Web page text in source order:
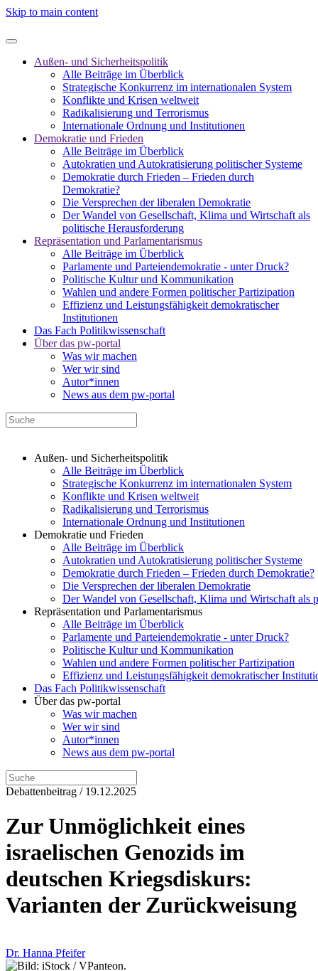
Skip to main content
Außen- und Sicherheitspolitik
Alle Beiträge im Überblick
Strategische Konkurrenz im internationalen System
Konflikte und Krisen weltweit
Radikalisierung und Terrorismus
Internationale Ordnung und Institutionen
Demokratie und Frieden
Alle Beiträge im Überblick
Autokratien und Autokratisierung politischer Systeme
Demokratie durch Frieden – Frieden durch
Demokratie?
Die Versprechen der liberalen Demokratie
Der Wandel von Gesellschaft, Klima und Wirtschaft als
politische Herausforderung
Repräsentation und Parlamentarismus
Alle Beiträge im Überblick
Parlamente und Parteiendemokratie - unter Druck?
Politische Kultur und Kommunikation
Wahlen und andere Formen politischer Partizipation
Effizienz und Leistungsfähigkeit demokratischer
Institutionen
Das Fach Politikwissenschaft
Über das pw-portal
Was wir machen
Wer wir sind
Autor*innen
News aus dem pw-portal
Außen- und Sicherheitspolitik
Alle Beiträge im Überblick
Strategische Konkurrenz im internationalen System
Konflikte und Krisen weltweit
Radikalisierung und Terrorismus
Internationale Ordnung und Institutionen
Demokratie und Frieden
Alle Beiträge im Überblick
Autokratien und Autokratisierung politischer Systeme
Demokratie durch Frieden – Frieden durch Demokratie?
Die Versprechen der liberalen Demokratie
Der Wandel von Gesellschaft, Klima und Wirtschaft als
Repräsentation und Parlamentarismus
Alle Beiträge im Überblick
Parlamente und Parteiendemokratie - unter Druck?
Politische Kultur und Kommunikation
Wahlen und andere Formen politischer Partizipation
Effizienz und Leistungsfähigkeit demokratischer
Das Fach Politikwissenschaft
Über das pw-portal
Was wir machen
Wer wir sind
Autor*innen
News aus dem pw-portal
Debattenbeitrag / 19.12.2025
Zur Unmöglichkeit eines
israelischen Genozids im
deutschen Kriegsdiskurs:
Varianten der Zurückweisung
Dr. Hanna Pfeifer